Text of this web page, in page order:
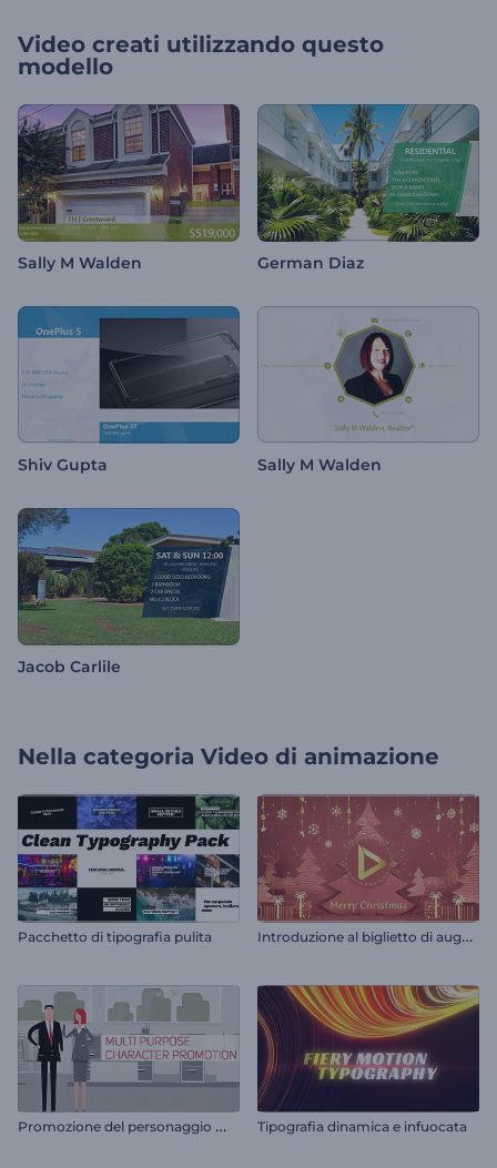
Video creati utilizzando questo
modello
Sally M Walden German Diaz
Shiv Gupta Sally M Walden
Jacob Carlile
Nella categoria Video di animazione
Pacchetto di tipografia pulita I
ntroduzione al biglietto di auguri natalizio pop-up
P
romozione del personaggio multiuso Tipografia dinamica e infuocata